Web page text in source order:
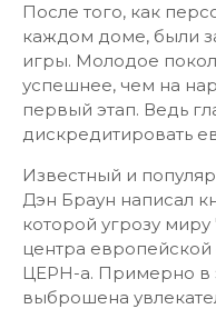
После того, как
каждом доме, были
игры. Молодое
успешнее, чем на
первый этап. Ведь
дискредитировать
Известный и
Дэн Браун написал
которой угрозу
центра
ЦЕРН-а. Примерно в
выброшена